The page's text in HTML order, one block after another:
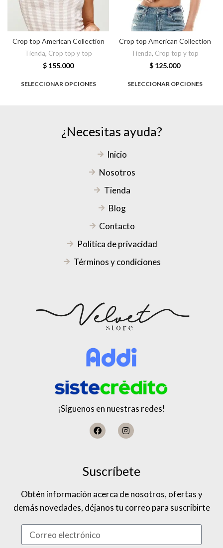
Crop top American Collection
Tienda, Crop top y top
$ 155.000
SELECCIONAR OPCIONES
Crop top American Collection
Tienda, Crop top y top
$ 125.000
SELECCIONAR OPCIONES
¿Necesitas ayuda?
Inicio
Nosotros
Tienda
Blog
Contacto
Política de privacidad
Términos y condiciones
¡Síguenos en nuestras redes!
Suscríbete
Obtén información acerca de nosotros, ofertas y
demás novedades, déjanos tu correo para suscribirte